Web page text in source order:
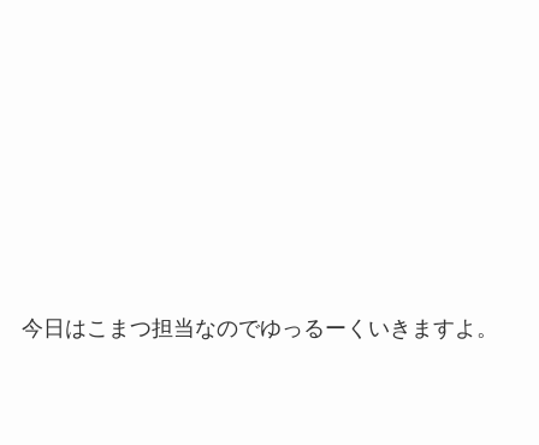
今日はこまつ担当なのでゆっるーくいきますよ。